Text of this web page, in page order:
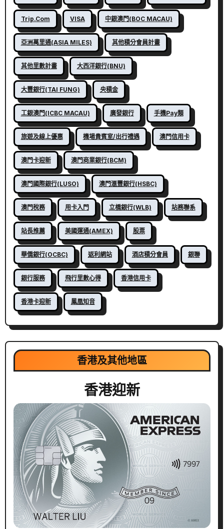
Trip.com VISA 中銀澳門(BOC MACAU)
亞洲萬里通(ASIA MILES) 其他積分會員計畫
其他里數計畫 大西洋銀行(BNU)
大豐銀行(TAI FUNG) 央積金
工銀澳門(ICBC MACAU) 廣發銀行 手機Pay類
旅遊及線上優惠 機場貴賓室/出行禮遇 澳門信用卡
澳門卡迎新 澳門商業銀行(BCM)
澳門國際銀行(LUSO) 澳門滙豐銀行(HSBC)
澳門稅務 用卡入門 立橋銀行(WLB) 站務聯系
站長推薦 美國運通(AMEX) 股票
華僑銀行(OCBC) 返利網站 酒店積分會員 銀聯
銀行服務 飛行里數心得 香港信用卡
香港卡迎新 鳳凰知音
香港及其他地區
香港迎新